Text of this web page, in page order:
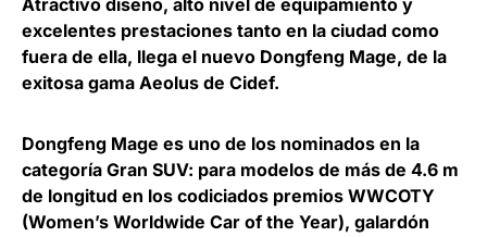
excelentes prestaciones tanto en la ciudad como
fuera de ella, llega el nuevo Dongfeng Mage, de la
exitosa gama Aeolus de Cidef.
Dongfeng Mage es uno de los nominados en la
categoría Gran SUV: para modelos de más de 4.6 m
de longitud en los codiciados premios WWCOTY
(Women’s Worldwide Car of the Year), galardón